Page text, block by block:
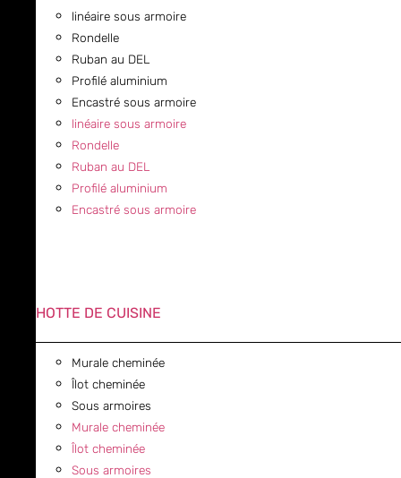
linéaire sous armoire
Rondelle
Ruban au DEL
Profilé aluminium
Encastré sous armoire
linéaire sous armoire
Rondelle
Ruban au DEL
Profilé aluminium
Encastré sous armoire
HOTTE DE CUISINE
Murale cheminée
Îlot cheminée
Sous armoires
Murale cheminée
Îlot cheminée
Sous armoires